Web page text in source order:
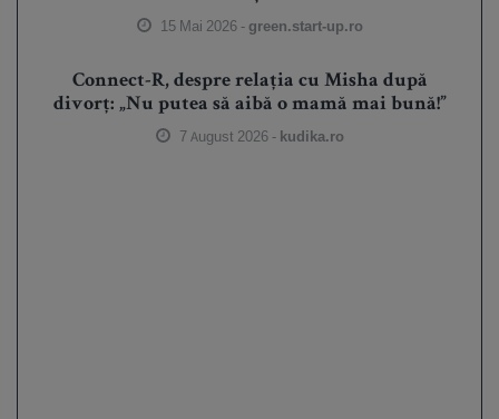
15 Mai 2026 - green.start-up.ro
Connect-R, despre relația cu Misha după
divorț: „Nu putea să aibă o mamă mai bună!”
7 August 2026 - kudika.ro